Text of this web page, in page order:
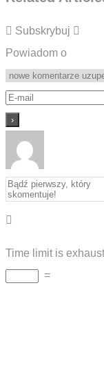
Subskrybuj
Powiadom o
Time limit is
=